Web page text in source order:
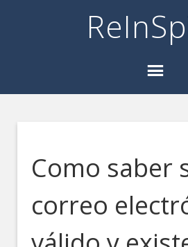
Como saber
correo